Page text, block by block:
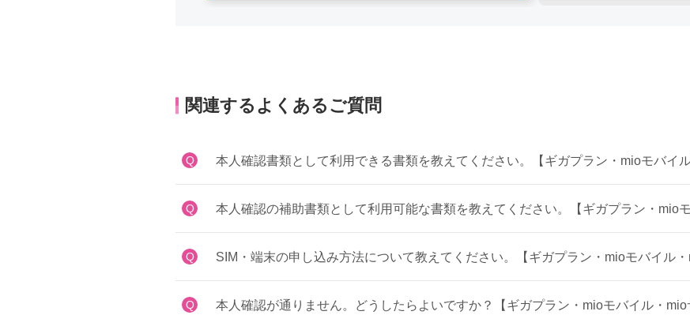
関連するよくあるご質問
Q 本人確認書類として利用できる書類を教えてください。【ギガプラン・mioモバイル
Q 本人確認の補助書類として利用可能な書類を教えてください。【ギガプラン・mioモ
Q SIM・端末の申し込み方法について教えてください。【ギガプラン・mioモバイル・
Q 本人確認が通りません。どうしたらよいですか？【ギガプラン・mioモバイル・mio